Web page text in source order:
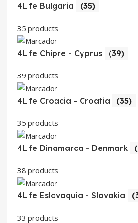
4Life Bulgaria (35)
35 products
4Life Chipre - Cyprus (39)
39 products
4Life Croacia - Croatia (35)
35 products
4Life Dinamarca - Denmark
38 products
4Life Eslovaquia - Slovakia
33 products